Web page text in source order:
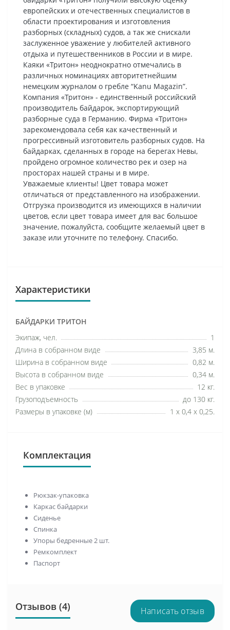
европейских и отечественных специалистов в
области проектирования и изготовления
разборных (складных) судов, а так же снискали
заслуженное уважение у любителей активного
отдыха и путешественников в России и в мире.
Каяки «Тритон» неоднократно отмечались в
различных номинациях авторитетнейшим
немецким журналом о гребле “Kanu Magazin”.
Компания «Тритон» - единственный российский
производитель байдарок, экспортирующий
разборные суда в Германию. Фирма «Тритон»
зарекомендовала себя как качественный и
прогрессивный изготовитель разборных судов. На
байдарках, сделанных в городе на берегах Невы,
пройдено огромное количество рек и озер на
просторах нашей страны и в мире.
Уважаемые клиенты! Цвет товара может
отличаться от представленного на изображении.
Отгрузка производится из имеющихся в наличии
цветов, если цвет товара имеет для вас большое
значение, пожалуйста, сообщите желаемый цвет в
заказе или уточните по телефону. Спасибо.
Характеристики
БАЙДАРКИ ТРИТОН
Экипаж, чел.
1
Длина в собранном виде
3,85 м.
Ширина в собранном виде
0,82 м.
Высота в собранном виде
0,34 м.
Вес в упаковке
12 кг.
Грузоподъемность
до 130 кг.
Размеры в упаковке (м)
1 х 0,4 х 0,25.
Комплектация
Рюкзак-упаковка
Каркас байдарки
Сиденье
Спинка
Упоры бедренные 2 шт.
Ремкомплект
Паспорт
Отзывов (4) Написать отзыв